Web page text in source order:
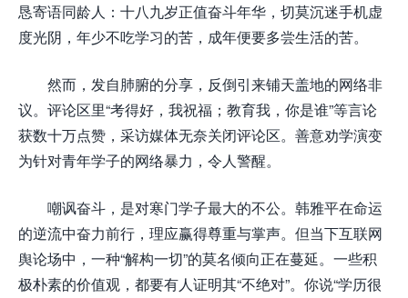
恳寄语同龄人：十八九岁正值奋斗年华，切莫沉迷手机虚
度光阴，年少不吃学习的苦，成年便要多尝生活的苦。
然而，发自肺腑的分享，反倒引来铺天盖地的网络非
议。评论区里“考得好，我祝福；教育我，你是谁”等言论
获数十万点赞，采访媒体无奈关闭评论区。善意劝学演变
为针对青年学子的网络暴力，令人警醒。
嘲讽奋斗，是对寒门学子最大的不公。韩雅平在命运
的逆流中奋力前行，理应赢得尊重与掌声。但当下互联网
舆论场中，一种“解构一切”的莫名倾向正在蔓延。一些积
极朴素的价值观，都要有人证明其“不绝对”。你说“学历很